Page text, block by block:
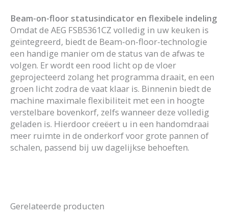
Beam-on-floor statusindicator en flexibele indeling
Omdat de AEG FSB5361CZ volledig in uw keuken is
geïntegreerd, biedt de Beam-on-floor-technologie
een handige manier om de status van de afwas te
volgen. Er wordt een rood licht op de vloer
geprojecteerd zolang het programma draait, en een
groen licht zodra de vaat klaar is. Binnenin biedt de
machine maximale flexibiliteit met een in hoogte
verstelbare bovenkorf, zelfs wanneer deze volledig
geladen is. Hierdoor creëert u in een handomdraai
meer ruimte in de onderkorf voor grote pannen of
schalen, passend bij uw dagelijkse behoeften.
Gerelateerde producten